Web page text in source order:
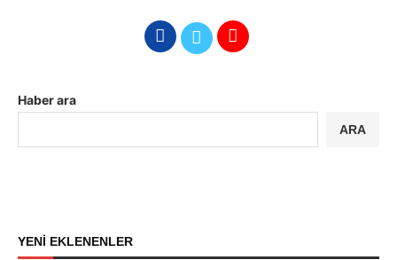
Haber ara
ARA
YENİ EKLENENLER